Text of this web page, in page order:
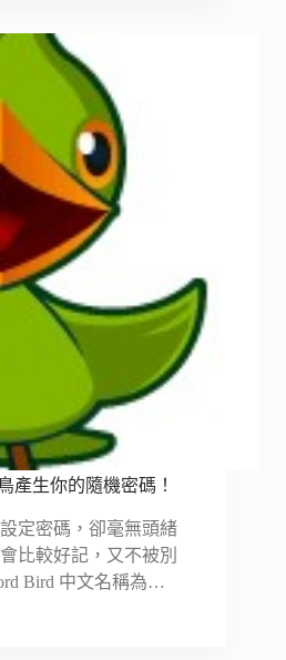
產生你的隨機密碼！
定密碼，卻毫無頭緒
比較好記，又不被別
Bird 中文名稱為…